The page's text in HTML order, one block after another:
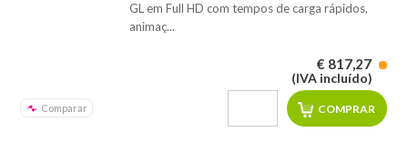
GL em Full HD com tempos de carga rápidos,
animaç...
Comparar
€ 817,27
(IVA incluído)